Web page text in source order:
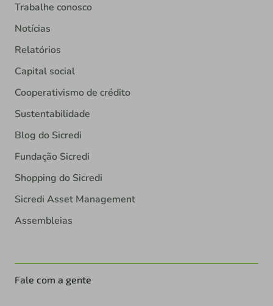
Trabalhe conosco
Notícias
Relatórios
Capital social
Cooperativismo de crédito
Sustentabilidade
Blog do Sicredi
Fundação Sicredi
Shopping do Sicredi
Sicredi Asset Management
Assembleias
Fale com a gente